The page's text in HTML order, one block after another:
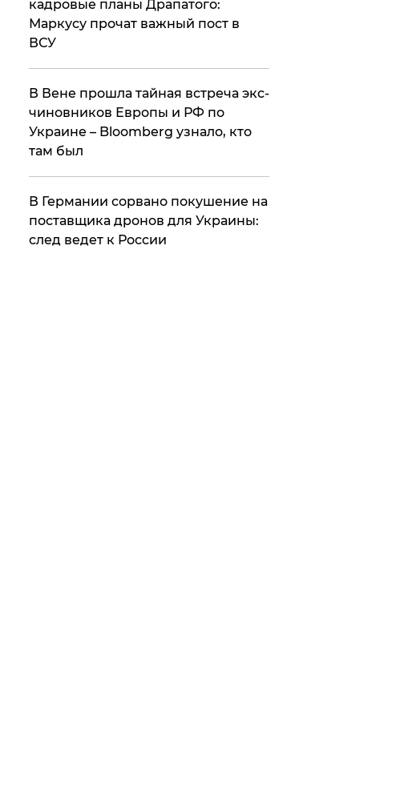
кадровые планы Драпатого:
Маркусу прочат важный пост в
ВСУ
В Вене прошла тайная встреча экс-
чиновников Европы и РФ по
Украине – Bloomberg узнало, кто
там был
​В Германии сорвано покушение на
поставщика дронов для Украины:
след ведет к России